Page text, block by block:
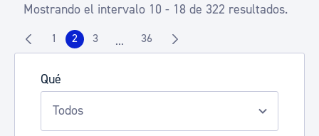
Qué
Mostrando el intervalo 10 - 18 de 322 resultados.
Página
1 Página
2 Página
3 ...Páginas intermedias Use TAB para
Página
36